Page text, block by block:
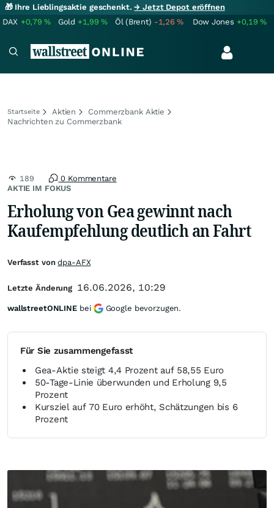
🎁 Ihre Lieblingsaktie geschenkt.→ Jetzt Depot eröffnen
DAX +0,79% Gold +1,99% Öl (Brent) -1,26% Dow Jones +0,19%
Startseite Aktien
Commerzbank Aktie
Nachrichten zu Commerzbank
AKTIE IM FOKUS
189 0 Kommentare
Erholung von Gea gewinnt nach
Kaufempfehlung deutlich an Fahrt
Für Sie zusammengefasst
Gea-Aktie steigt 4,4 Prozent auf 58,55 Euro
50-Tage-Linie überwunden und Erholung 9,5
Prozent
Kursziel auf 70 Euro erhöht, Schätzungen bis 6
Prozent
Verfasst vondpa-AFX
Letzte Änderung 16.06.2026, 10:29
wallstreetONLINE bei Google bevorzugen.